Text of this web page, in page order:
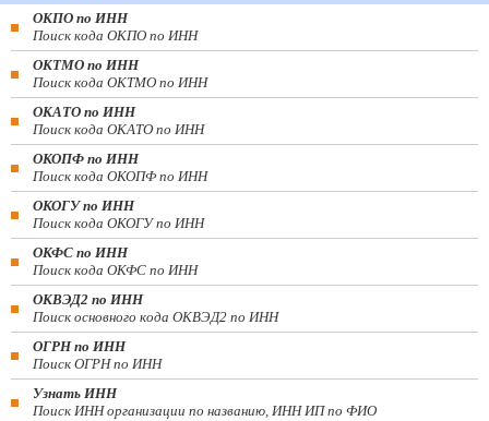
ОКПО по ИНН
Поиск кода ОКПО по ИНН
ОКТМО по ИНН
Поиск кода ОКТМО по ИНН
ОКАТО по ИНН
Поиск кода ОКАТО по ИНН
ОКОПФ по ИНН
Поиск кода ОКОПФ по ИНН
ОКОГУ по ИНН
Поиск кода ОКОГУ по ИНН
ОКФС по ИНН
Поиск кода ОКФС по ИНН
ОКВЭД2 по ИНН
Поиск основного кода ОКВЭД2 по ИНН
ОГРН по ИНН
Поиск ОГРН по ИНН
Узнать ИНН
Поиск ИНН организации по названию, ИНН ИП по ФИО